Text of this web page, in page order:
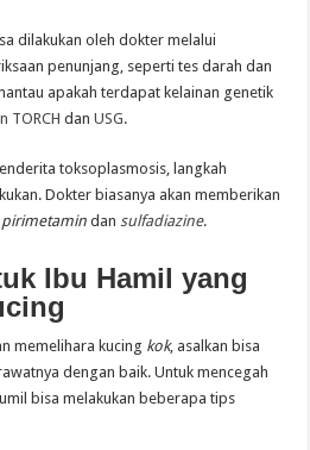
dilakukan oleh dokter melalui
penunjang, seperti tes darah dan
apakah terdapat kelainan genetik
TORCH danUSG.
toksoplasmosis, langkah
Dokter biasanya akan memberikan
pirimetamin dan sulfadiazine.
Ibu Hamil yang
memelihara kucing kok, asalkan bisa
dengan baik. Untuk mencegah
bisa melakukan beberapa tips